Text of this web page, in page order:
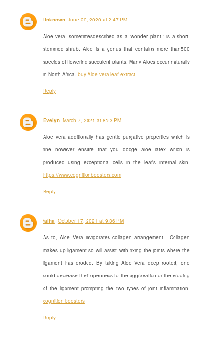
Unknown June 20, 2020 at 2:47 PM
Aloe vera, sometimesdescribed as a “wonder plant,” is a short-
stemmed shrub. Aloe is a genus that contains more than500
species of flowering succulent plants. Many Aloes occur naturally
in North Africa. buy Aloe vera leaf extract
Reply
Evelyn March 7, 2021 at 8:53 PM
Aloe vera additionally has gentle purgative properties which is
fine however ensure that you dodge aloe latex which is
produced using exceptional cells in the leaf's internal skin.
https://www.cognitionboosters.com
Reply
talha October 17, 2021 at 9:36 PM
As to, Aloe Vera invigorates collagen arrangement - Collagen
makes up ligament so will assist with fixing the joints where the
ligament has eroded. By taking Aloe Vera deep rooted, one
could decrease their openness to the aggravation or the eroding
of the ligament prompting the two types of joint inflammation.
cognition boosters
Reply